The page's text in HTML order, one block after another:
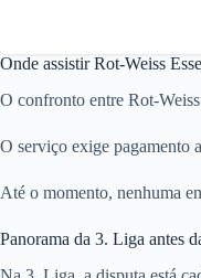
Onde assistir Rot-Weiss
O confronto entre Rot-
O serviço exige pagamento
Até o momento, nenhuma
Panorama da 3. Liga antes